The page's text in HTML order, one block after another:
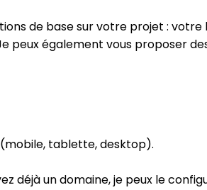
de base sur votre projet : votre
peux également vous proposer
(mobile, tablette, desktop).
déjà un domaine, je peux le